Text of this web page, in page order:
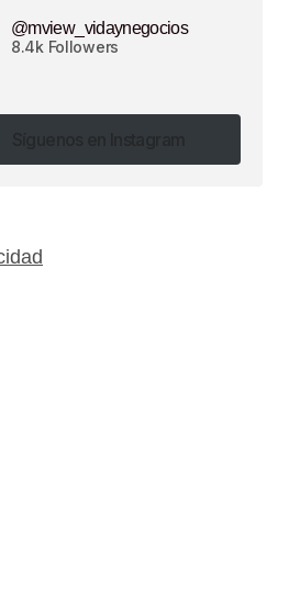
@mview_vidaynegocios
8.4k Followers
Síguenos en Instagram
Síguenos en Instagram